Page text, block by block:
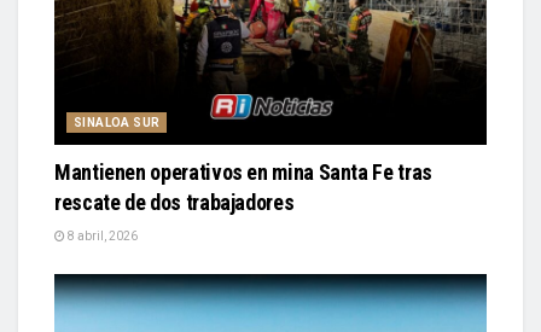
SINALOA SUR
Mantienen operativos en mina Santa Fe tras
rescate de dos trabajadores
8 abril, 2026